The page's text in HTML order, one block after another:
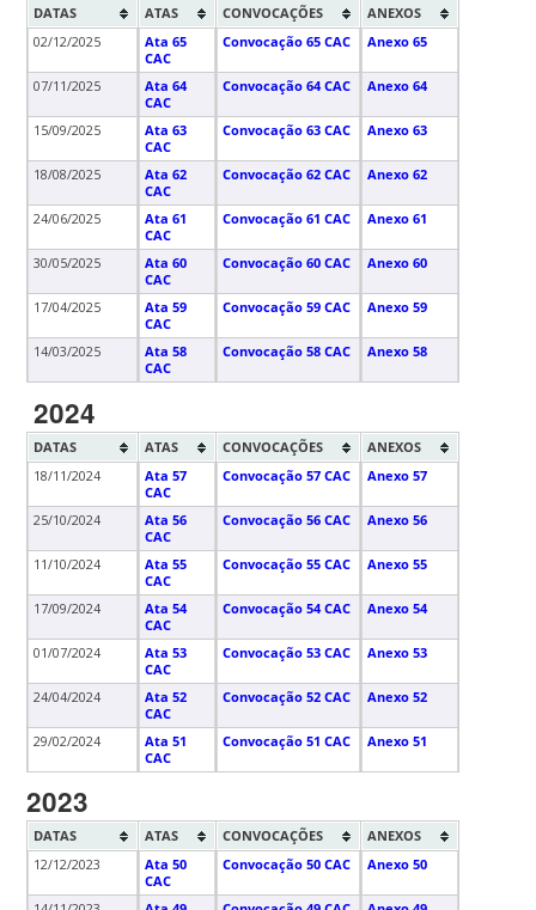
DATAS ATAS CONVOCAÇÕES
ANEXOS
02/12/2025
Ata 65
CAC
Convocação 65 CAC Anexo 65
07/11/2025
Ata 64
CAC
Convocação 64 CAC Anexo 64
15/09/2025
Ata 63
CAC
Convocação 63 CAC Anexo 63
18/08/2025
Ata 62
CAC
Convocação 62 CAC Anexo 62
24/06/2025
Ata 61
CAC
Convocação 61 CAC Anexo 61
30/05/2025
Ata 60
CAC
Convocação 60 CAC Anexo 60
17/04/2025
Ata 59
CAC
Convocação 59 CAC Anexo 59
14/03/2025
Ata 58
CAC
Convocação 58 CAC Anexo 58
2024
DATAS ATAS CONVOCAÇÕES
ANEXOS
18/11/2024
Ata 57
CAC
Convocação 57 CAC Anexo 57
25/10/2024
Ata 56
CAC
Convocação 56 CAC Anexo 56
11/10/2024
Ata 55
CAC
Convocação 55 CAC Anexo 55
17/09/2024
Ata 54
CAC
Convocação 54 CAC Anexo 54
01/07/2024
Ata 53
CAC
Convocação 53 CAC Anexo 53
24/04/2024
Ata 52
CAC
Convocação 52 CAC Anexo 52
29/02/2024
Ata 51
CAC
Convocação 51 CAC Anexo 51
2023
DATAS ATAS CONVOCAÇÕES
ANEXOS
12/12/2023
Ata 50
CAC
Convocação 50 CAC Anexo 50